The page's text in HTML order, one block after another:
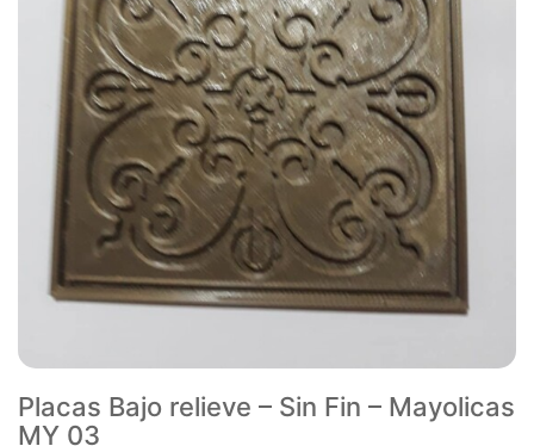
Placas Bajo relieve – Sin Fin – Mayolicas
MY 03